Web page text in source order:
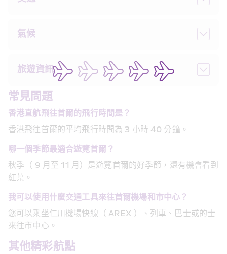
氣候
旅遊資訊
常見問題
香港直航飛往首爾的飛行時間是？
香港飛往首爾的平均飛行時間為 3 小時 40 分鐘。
哪一個季節最適合遊覽首爾？
秋季（ 9 月至 11 月）是遊覽首爾的好季節，還有機會看到
紅葉。
我可以使用什麼交通工具來往首爾機場和市中心？
您可以乘坐仁川機場快線（ AREX ）、列車、巴士或的士
來往市中心。
其他精彩航點